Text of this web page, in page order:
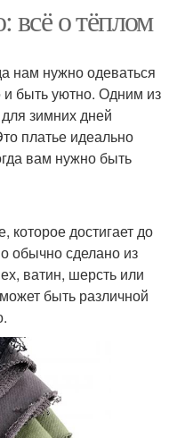
всё о тёплом
нам нужно одеваться
и быть уютно. Одним из
зимних дней
платье идеально
вам нужно быть
которое достигает до
обычно сделано из
ватин, шерсть или
быть различной